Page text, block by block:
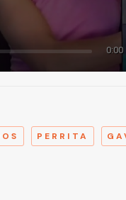
PERRITA